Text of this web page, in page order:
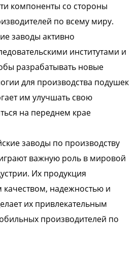
компоненты со стороны
по всему миру.
заводы активно
институтами и
разрабатывать новые
для производства подушек
им улучшать свою
на переднем крае
заводы по производству
важную роль в мировой
Их продукция
качеством, надежностью и
их привлекательным
производителей по